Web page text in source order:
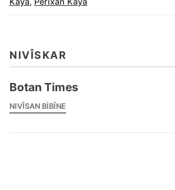
NIVÎSKAR
Botan Times
NIVÎSAN BIBÎNE